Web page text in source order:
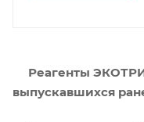
Реагенты
выпускавшихся